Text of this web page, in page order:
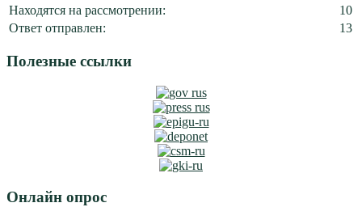
Находятся на рассмотрении:
10
Ответ отправлен:
13
Полезные ссылки
Онлайн опрос